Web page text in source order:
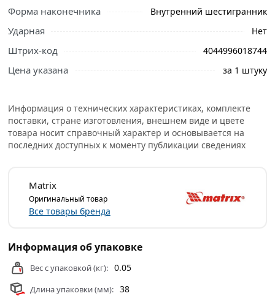
свяжутся с Вами для согласования условий доставки
или самовывоза.
эффективного монтажа болтовых соединений. Торцевая
головка имеет динамический 6-гранный профиль с
нагрузках.
Головка торцевая 11 мм 6-гранная Matriх 13111 имеет
посадочное место для присоединительного квадрата
материала рабочей части головки – 42 HRС.
Полированное хромоникелевое покрытие защищает
торцевую головку от коррозии, продлевая ее
среди других инструментов.
Условия доставки и цены на товар Головка торцевая 11
мм 6-гранная CrV 1/2 хром Matriх 13111 из категории
Форма наконечника Внутренний шестигранник
Ударная Нет
Штрих-код 4044996018744
Цена указана за 1 штуку
Информация о технических характеристиках, комплекте
поставки, стране изготовления, внешнем виде и цвете
товара носит справочный характер и основывается на
последних доступных к моменту публикации сведениях
Matrix
Оригинальный товар
Все товары бренда
Информация об упаковке
Вес с упаковкой (кг): 0.05
Длина упаковки (мм): 38